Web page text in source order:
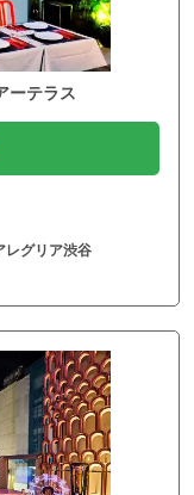
ーテラス
グリア渋谷